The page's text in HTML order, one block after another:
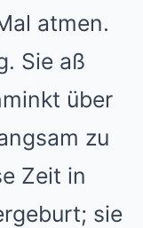
atmen.
Sie aß
über
zu
Zeit in
sie